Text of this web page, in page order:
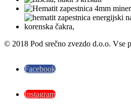
© 2018 Pod srečno zvezdo d.o.o. Vse
Facebook
Instagram